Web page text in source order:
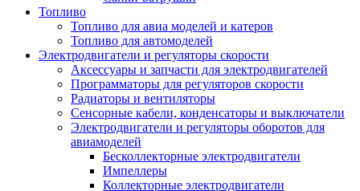
Топливо
Топливо для авиа моделей и катеров
Топливо для автомоделей
Электродвигатели и регуляторы скорости
Аксессуары и запчасти для электродвигателей
Программаторы для регуляторов скорости
Радиаторы и вентиляторы
Сенсорные кабели, конденсаторы и выключатели
Электродвигатели и регуляторы оборотов для
авиамоделей
Бесколлекторные электродвигатели
Импеллеры
Коллекторные электродвигатели